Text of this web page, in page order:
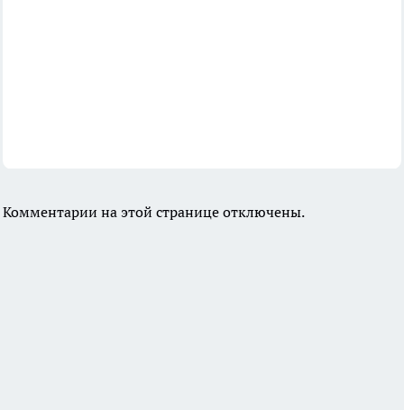
Комментарии на этой странице отключены.